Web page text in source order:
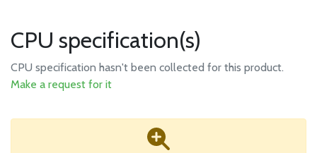
CPU specification(s)
CPU specification hasn't been collected for this product.
Make a request for it